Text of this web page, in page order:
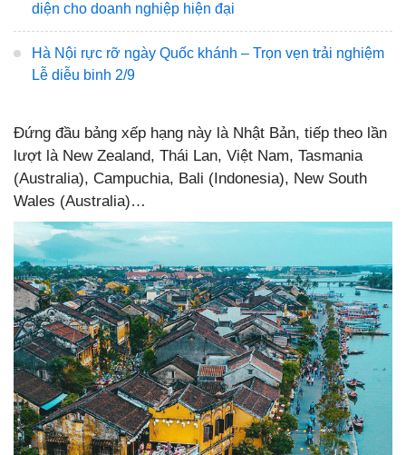
diện cho doanh nghiệp hiện đại
Hà Nội rực rỡ ngày Quốc khánh – Trọn vẹn trải nghiệm
Lễ diễu binh 2/9
Đứng đầu bảng xếp hạng này là Nhật Bản, tiếp theo lần
lượt là New Zealand, Thái Lan, Việt Nam, Tasmania
(Australia), Campuchia, Bali (Indonesia), New South
Wales (Australia)…